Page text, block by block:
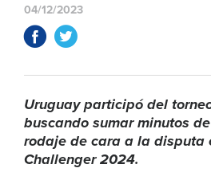
04/12/2023
Uruguay participó del
buscando sumar minutos
rodaje de cara a la disputa
Challenger 2024.